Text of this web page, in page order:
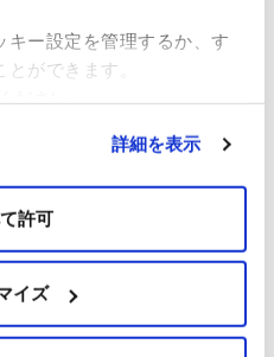
ー設定を管理するか、す
ができます。
詳細を表示
許可
イズ
ー発電所の開発、所有、投
ルギーへの取り組みを、下
ています。